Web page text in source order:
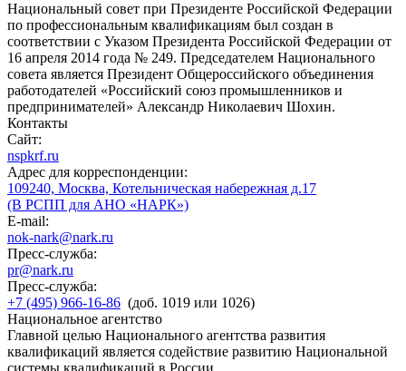
Национальный совет при Президенте Российской Федерации
по профессиональным квалификациям был создан в
соответствии с Указом Президента Российской Федерации от
16 апреля 2014 года № 249. Председателем Национального
совета является Президент Общероссийского объединения
работодателей «Российский союз промышленников и
предпринимателей» Александр Николаевич Шохин.
Контакты
Сайт:
nspkrf.ru
Адрес для корреспонденции:
109240, Москва, Котельническая набережная д.17
(В РСПП для АНО «НАРК»)
E-mail:
nok-nark@nark.ru
Пресс-служба:
pr@nark.ru
Пресс-служба:
+7 (495) 966-16-86 (доб. 1019 или 1026)
Национальное агентство
Главной целью Национального агентства развития
квалификаций является содействие развитию Национальной
системы квалификаций в России.